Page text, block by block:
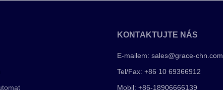
KONTAKTUJTE NÁS
E-mailem:sales@grace-chn.com
Tel/Fax: +86 10 69366912
Mobil: +86-18906666139